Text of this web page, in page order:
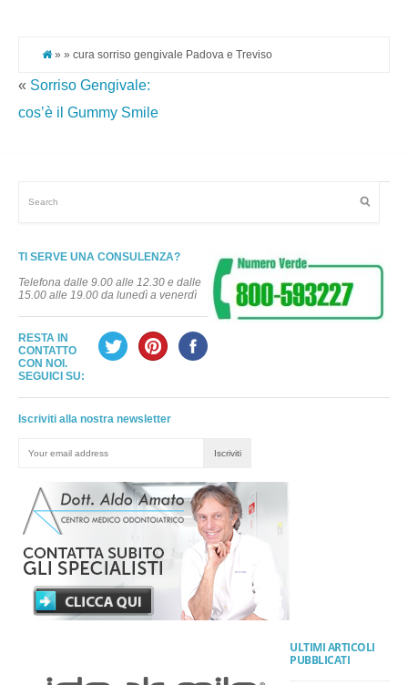
» » cura sorriso gengivale Padova e Treviso
« Sorriso Gengivale:
cos’è il Gummy Smile
TI SERVE UNA CONSULENZA?
Telefona dalle 9.00 alle 12.30 e dalle
15.00 alle 19.00 da lunedì a venerdì
RESTA IN
CONTATTO
CON NOI.
SEGUICI SU:
Iscriviti alla nostra newsletter
ULTIMI ARTICOLI
PUBBLICATI